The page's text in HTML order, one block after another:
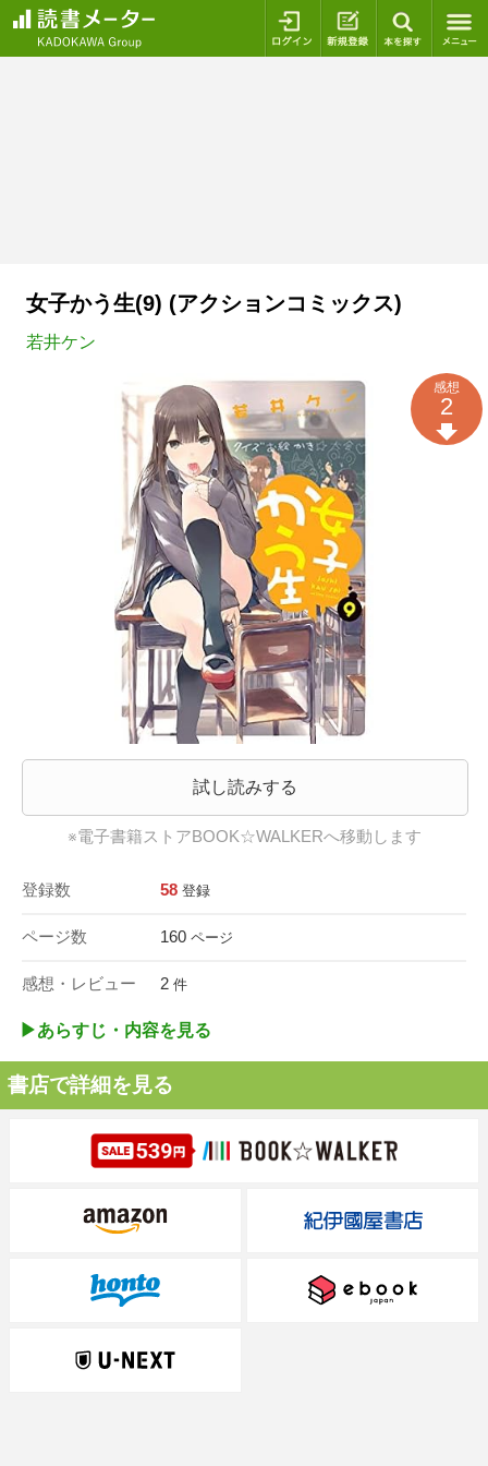
ログイン 新規登録
女子かう生(9) (アクションコミックス)
若井ケン
試し読みする
※電子書籍ストアBOOK☆WALKERへ移動します
登録数 58 登録
ページ数 160 ページ
感想・レビュー 2 件
感想
2
▶︎あらすじ・内容を見る
書店で詳細を見る